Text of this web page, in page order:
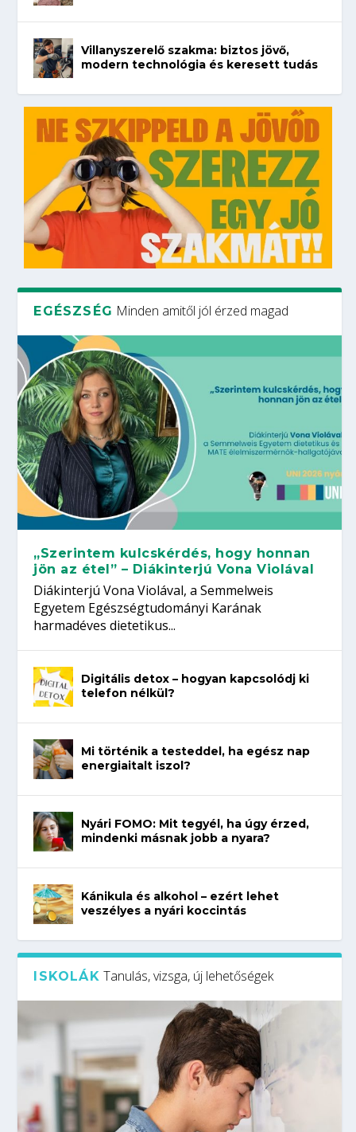
Villanyszerelő szakma: biztos jövő,
modern technológia és keresett tudás
EGÉSZSÉG Minden amitől jól érzed magad
„Szerintem kulcskérdés, hogy honnan
jön az étel” – Diákinterjú Vona Violával
Diákinterjú Vona Violával, a Semmelweis
Egyetem Egészségtudományi Karának
harmadéves dietetikus...
Digitális detox – hogyan kapcsolódj ki
telefon nélkül?
Mi történik a testeddel, ha egész nap
energiaitalt iszol?
Nyári FOMO: Mit tegyél, ha úgy érzed,
mindenki másnak jobb a nyara?
Kánikula és alkohol – ezért lehet
veszélyes a nyári koccintás
ISKOLÁK Tanulás, vizsga, új lehetőségek